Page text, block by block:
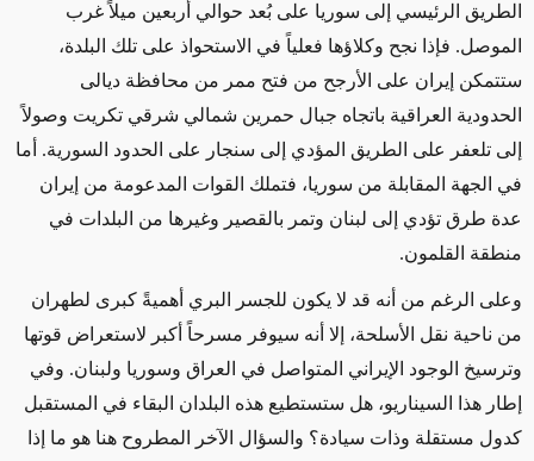
الطريق الرئيسي إلى سوريا على بُعد حوالي أربعين ميلاً غرب
الموصل. فإذا نجح وكلاؤها فعلياً في الاستحواذ على تلك البلدة،
ستتمكن إيران على الأرجح من فتح ممر من محافظة ديالى
الحدودية العراقية باتجاه جبال حمرين شمالي شرقي تكريت وصولاً
إلى تلعفر على الطريق المؤدي إلى سنجار على الحدود السورية. أما
في الجهة المقابلة من سوريا، فتملك القوات المدعومة من إيران
عدة طرق تؤدي إلى لبنان وتمر بالقصير وغيرها من البلدات في
منطقة القلمون.
وعلى الرغم من أنه قد لا يكون للجسر البري أهميةً كبرى لطهران
من ناحية نقل الأسلحة، إلا أنه سيوفر مسرحاً أكبر لاستعراض قوتها
وترسيخ الوجود الإيراني المتواصل في العراق وسوريا ولبنان. وفي
إطار هذا السيناريو، هل ستستطيع هذه البلدان البقاء في المستقبل
كدول مستقلة وذات سيادة؟ والسؤال الآخر المطروح هنا هو ما إذا